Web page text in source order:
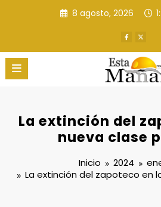
8 agosto, 2026
La extinción del
nueva clase
Inicio 2024
La extinción del zapoteco en